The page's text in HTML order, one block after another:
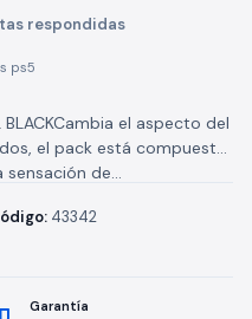
respondidas
ps5
BLACKCambia el aspecto del
el pack está compuesto
de...
43342
Garantía